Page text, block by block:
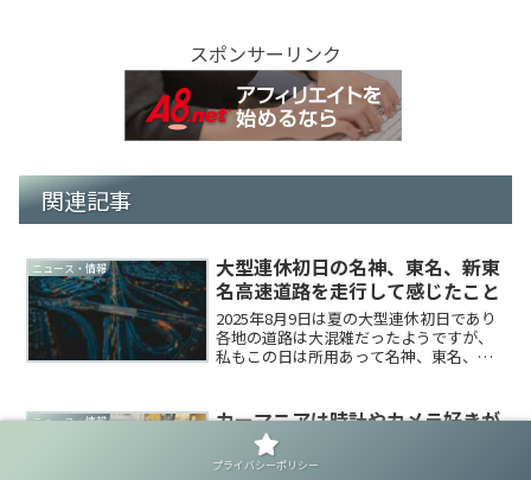
スポンサーリンク
関連記事
ニュース・情報
大型連休初日の名神、東名、新東
名高速道路を走行して感じたこと
2025年8月9日は夏の大型連休初日であり
各地の道路は大混雑だったようですが、
私もこの日は所用あって名神、東名、新
道路を走った印象をまとめてみます。関
連記事意外と空いて...
ニュース・情報
カーマニアは時計やカメラ好きが
多いですが、実はギターも大好
き？
プライバシーポリシー